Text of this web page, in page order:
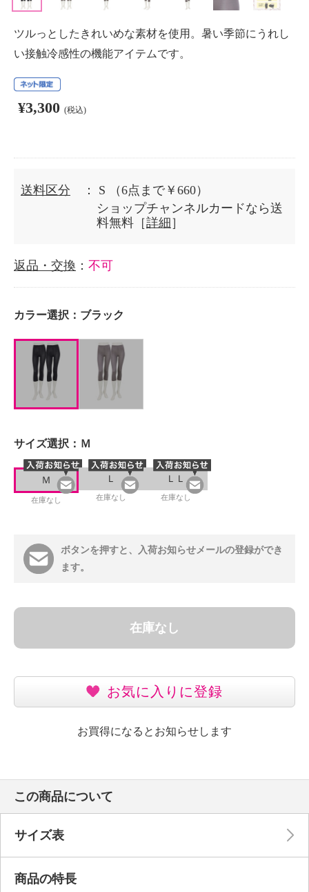
ツルっとしたきれいめな素材を使用。暑い季節にうれし
い接触冷感性の機能アイテムです。
¥3,300 (税込)
送料区分 ： S
（6点まで￥660）
ショップチャンネルカードなら送
料無料［詳細 ］
返品・交換 ： 不可
カラー選択： ブラック
サイズ選択： Ｍ
Ｍ
在庫なし
Ｌ
在庫なし
ＬＬ
在庫なし
ボタンを押すと、入荷お知らせメールの登録ができ
ます。
在庫なし
お気に入りに登録
お買得になるとお知らせします
この商品について
サイズ表
商品の特長